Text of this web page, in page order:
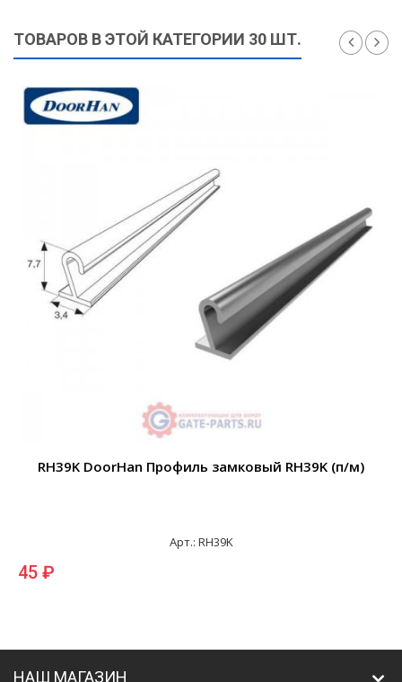
ТОВАРОВ В ЭТОЙ КАТЕГОРИИ 30 ШТ.
RH39K DoorHan Профиль замковый RH39K (п/м)
Арт.: RH39K
45 ₽
НАШ МАГАЗИН